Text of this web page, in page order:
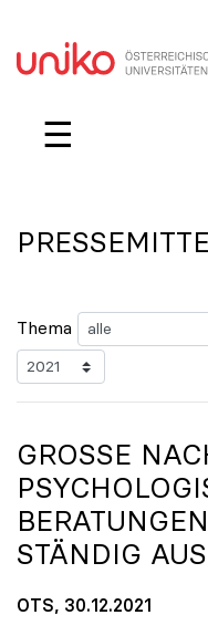
☰
Thema
GROSSE
ERATUNGEN
TÄNDIG
OTS, 30.12.2021